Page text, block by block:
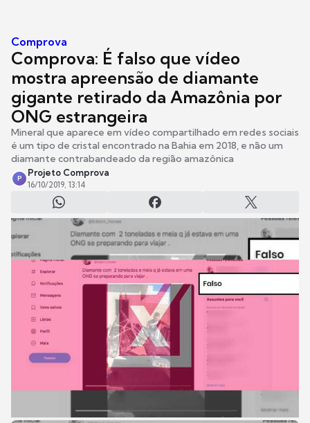
Comprova
Comprova: É falso que vídeo
mostra apreensão de diamante
gigante retirado da Amazônia por
ONG estrangeira
Mineral que aparece em vídeo compartilhado em redes sociais
é um tipo de cristal encontrado na Bahia em 2018, e não um
diamante contrabandeado da região amazônica
P
Projeto Comprova
16/10/2019, 13:14